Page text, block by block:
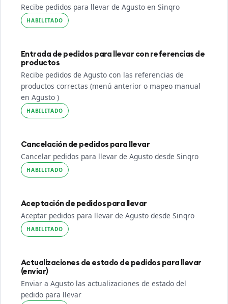
Recibe pedidos para llevar de Agusto en Sinqro
HABILITADO
Entrada de pedidos para llevar con referencias de
productos
Recibe pedidos de Agusto con las referencias de
productos correctas (menú anterior o mapeo manual
en Agusto )
HABILITADO
Cancelación de pedidos para llevar
Cancelar pedidos para llevar de Agusto desde Sinqro
HABILITADO
Aceptación de pedidos para llevar
Aceptar pedidos para llevar de Agusto desde Sinqro
HABILITADO
Actualizaciones de estado de pedidos para llevar
(enviar)
Enviar a Agusto las actualizaciones de estado del
pedido para llevar